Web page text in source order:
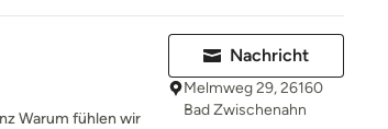
Warum fühlen wir
Nachricht
Melmweg 29, 26160
Bad Zwischenahn